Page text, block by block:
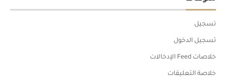
تسجيل
تسجيل الدخول
خلاصات Feed الإدخالات
خلاصة التعليقات